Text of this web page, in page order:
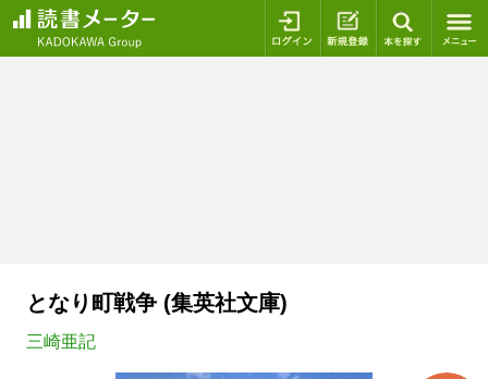
ログイン 新規登録
となり町戦争 (集英社文庫)
三崎亜記